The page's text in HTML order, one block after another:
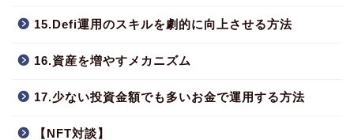
15.Defi運用のスキルを劇的に向上させる方法
16.資産を増やすメカニズム
17.少ない投資金額でも多いお金で運用する方法
【NFT対談】